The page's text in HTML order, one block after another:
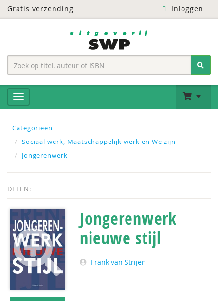
Gratis verzending Inloggen
Categoriëen
Sociaal werk, Maatschappelijk werk en Welzijn
Jongerenwerk
DELEN:
Jongerenwerk
nieuwe stijl
Frank van Strijen